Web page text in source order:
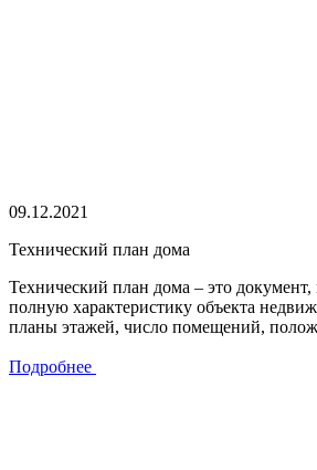
09.12.2021
Технический план дома
Технический план дома – это
полную характеристику объекта
планы этажей, число помещений,
Подробнее